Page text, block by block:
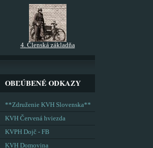
4. Členská základňa
OBĽÚBENÉ ODKAZY
**Združenie KVH Slovenska**
KVH Červená hviezda
KVPH Dojč - FB
KVH Domovina